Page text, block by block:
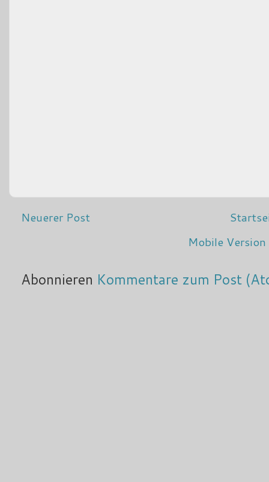
Neuerer Post
Mobile
Abonnieren Kommentare zum Post